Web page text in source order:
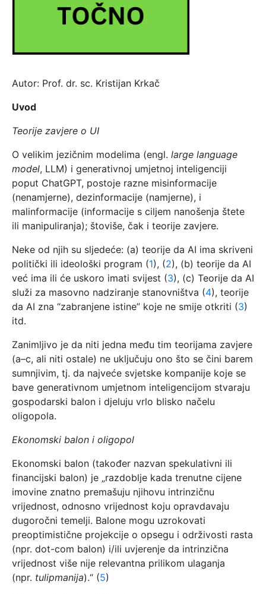
Autor: Prof. dr. sc. Kristijan Krkač
Uvod
Teorije zavjere o UI
O velikim jezičnim modelima (engl. large language
model, LLM) i generativnoj umjetnoj inteligenciji
poput ChatGPT, postoje razne misinformacije
(nenamjerne), dezinformacije (namjerne), i
malinformacije (informacije s ciljem nanošenja štete
ili manipuliranja); štoviše, čak i teorije zavjere.
Neke od njih su sljedeće: (a) teorije da AI ima skriveni
politički ili ideološki program (1), (2), (b) teorije da AI
već ima ili će uskoro imati svijest (3), (c) Teorije da AI
služi za masovno nadziranje stanovništva (4), teorije
da AI zna “zabranjene istine” koje ne smije otkriti (3)
itd.
Zanimljivo je da niti jedna među tim teorijama zavjere
(a–c, ali niti ostale) ne uključuju ono što se čini barem
sumnjivim, tj. da najveće svjetske kompanije koje se
bave generativnom umjetnom inteligencijom stvaraju
gospodarski balon i djeluju vrlo blisko načelu
oligopola.
Ekonomski balon i oligopol
Ekonomski balon (također nazvan spekulativni ili
financijski balon) je „razdoblje kada trenutne cijene
imovine znatno premašuju njihovu intrinzičnu
vrijednost, odnosno vrijednost koju opravdavaju
dugoročni temelji. Balone mogu uzrokovati
preoptimistične projekcije o opsegu i održivosti rasta
(npr. dot-com balon) i/ili uvjerenje da intrinzična
vrijednost više nije relevantna prilikom ulaganja
(npr. tulipmanija).“ (5)